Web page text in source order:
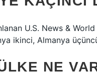
U.S. News &
ikinci, Almanya
NE